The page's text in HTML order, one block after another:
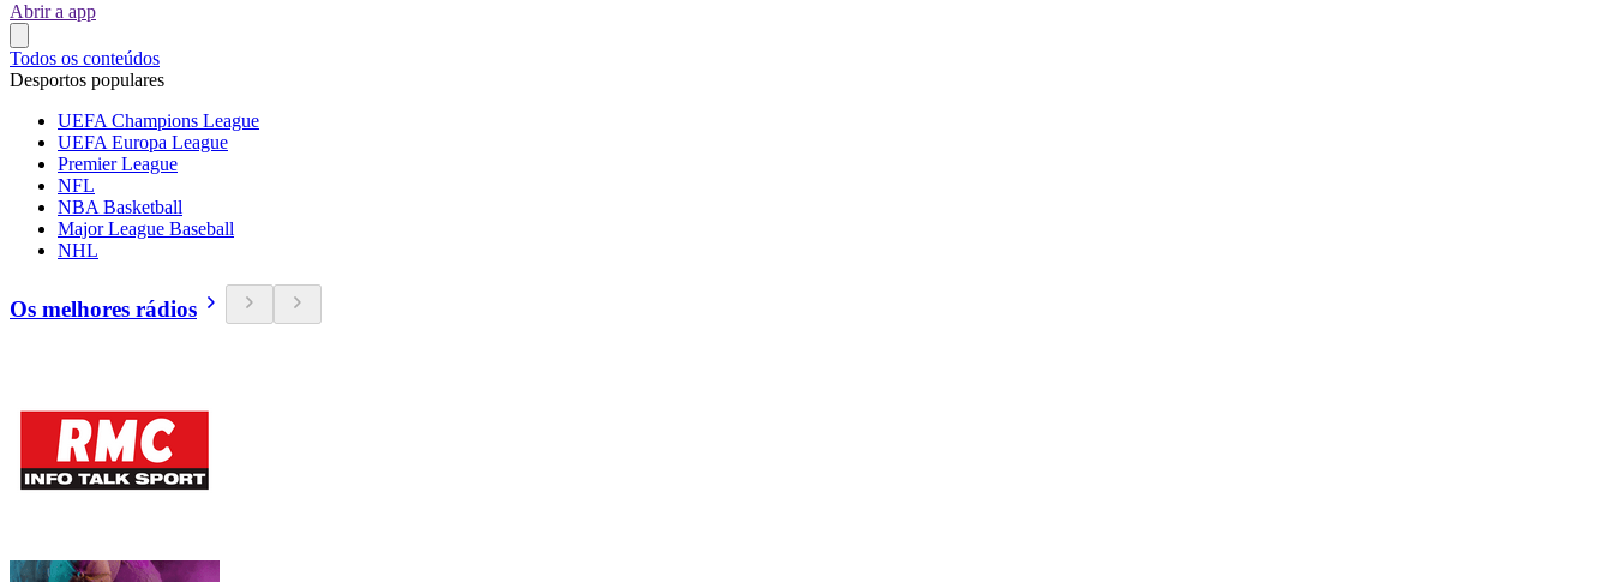
Abrir a app
Todos os conteúdos
Desportos populares
UEFA Champions League
UEFA Europa League
Premier League
NFL
NBA Basketball
Major League Baseball
NHL
Os melhores rádios